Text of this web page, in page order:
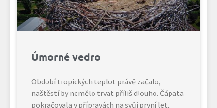
Úmorné vedro
Období tropických teplot právě začalo,
naštěstí by nemělo trvat příliš dlouho. Čápata
pokračovala v přípravách na svůj první let,